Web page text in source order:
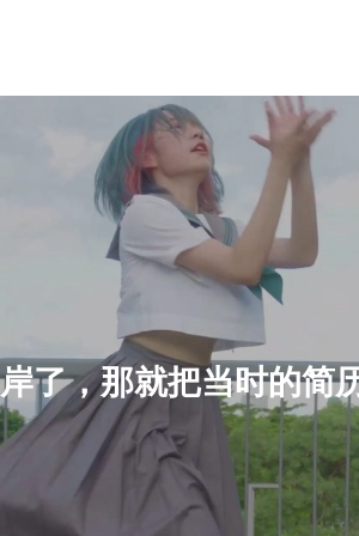
了，那就把当时的简